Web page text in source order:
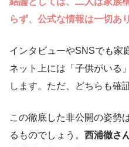
らず、公式な情報は一切あ
インタビューやSNSでも家
ネット上には「子供がいる
します。ただ、どちらも確
この徹底した非公開の姿勢
るものでしょう。 西浦徹さ